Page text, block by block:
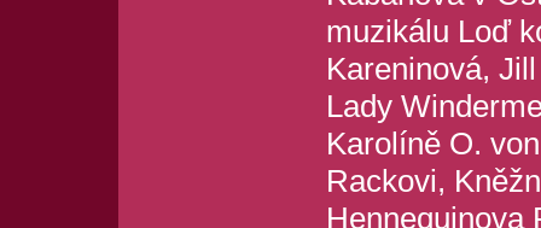
muzikálu Loď
Kareninová,
Lady
Karolíně O.
Rackovi,
Hennequinova